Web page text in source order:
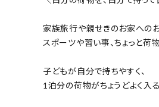
家族旅行や親せきのお家へのお
スポーツや習い事、ちょっと荷
子どもが自分で持ちやすく、
1泊分の荷物がちょうどよく入